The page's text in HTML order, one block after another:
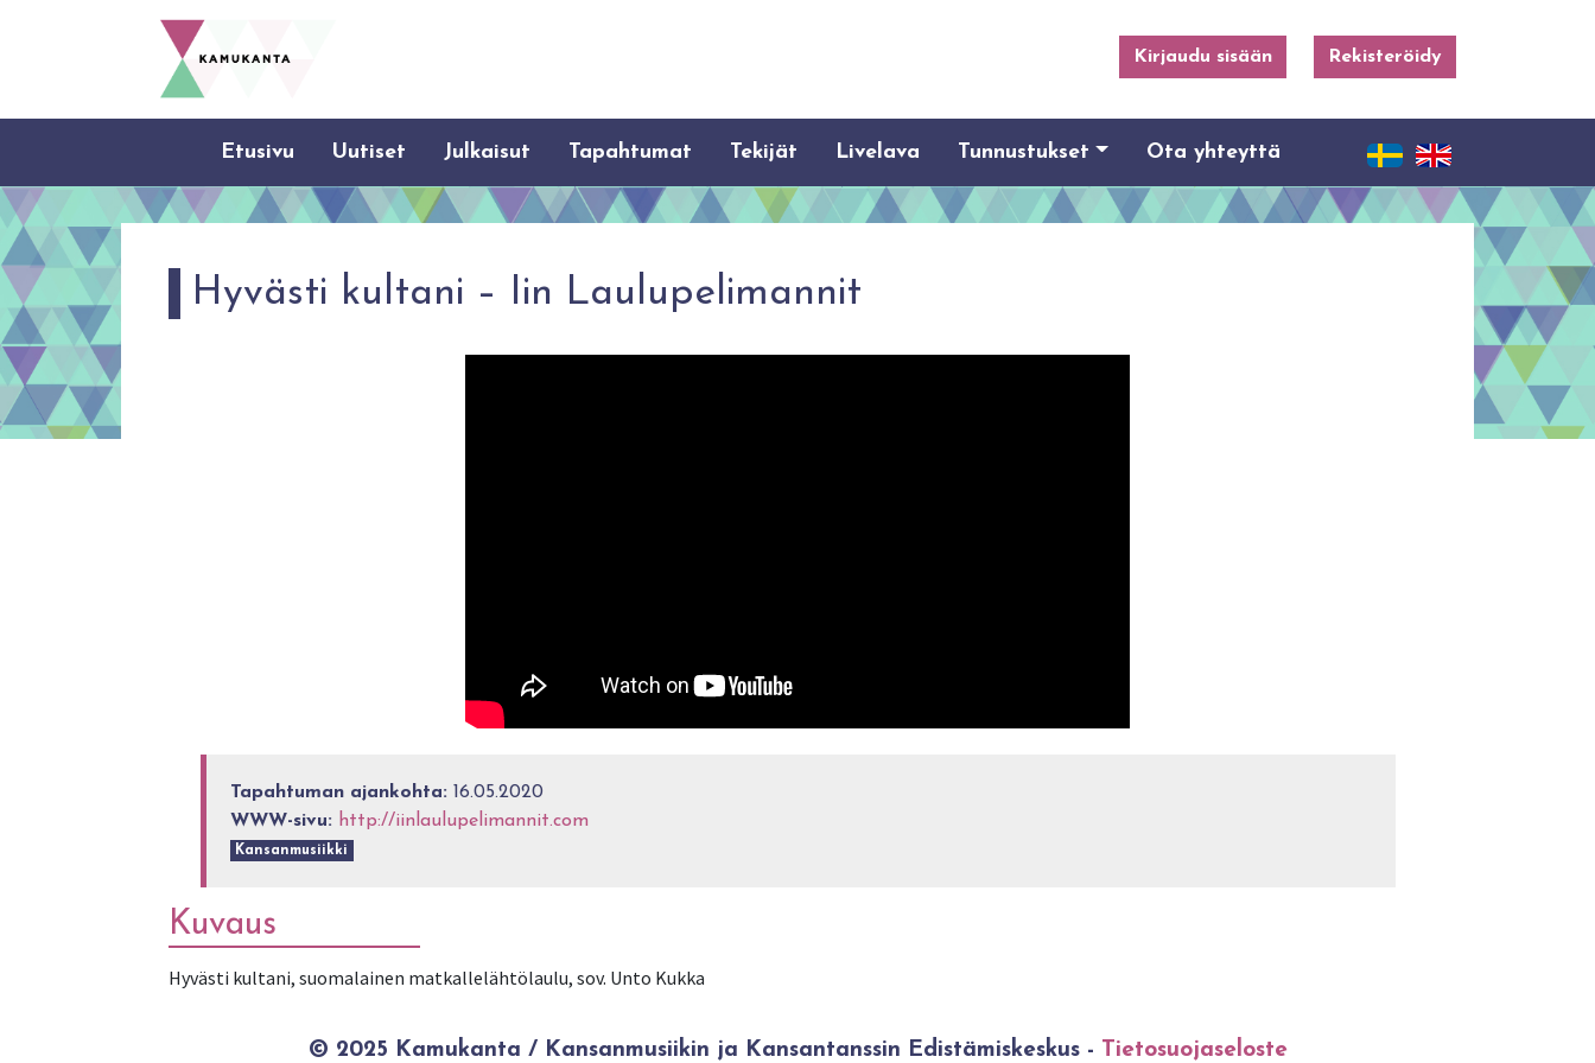
Kirjaudu sisään Rekisteröidy
Etusivu Uutiset Julkaisut Tapahtumat Tekijät Livelava Tunnustukset Ota yhteyttä
Hyvästi kultani – Iin Laulupelimannit
Tapahtuman ajankohta: 16.05.2020
WWW-sivu: http://iinlaulupelimannit.com
Kansanmusiikki
Kuvaus
Hyvästi kultani, suomalainen matkallelähtölaulu, sov. Unto Kukka
© 2025 Kamukanta / Kansanmusiikin ja Kansantanssin Edistämiskeskus - Tietosuojaseloste